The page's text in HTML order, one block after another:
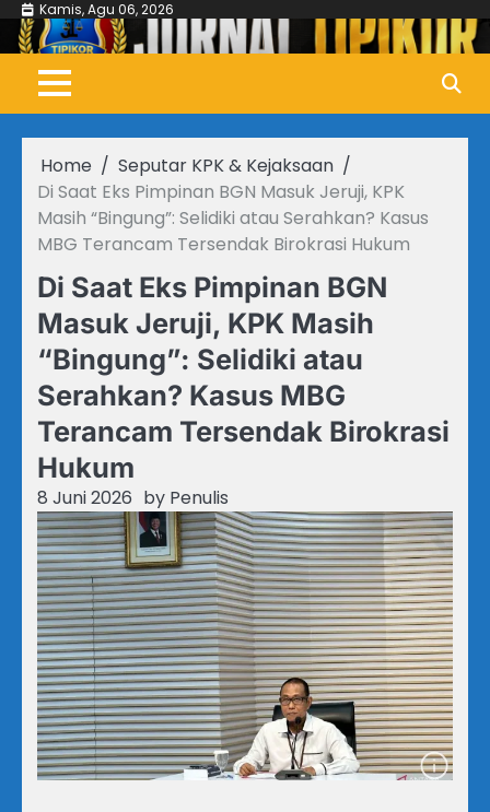
Skip
content
Kamis, Agu 06, 2026
Home
Seputar KPK & Kejaksaan
Di Saat Eks Pimpinan BGN Masuk Jeruji, KPK
Masih “Bingung”: Selidiki atau Serahkan? Kasus
MBG Terancam Tersendak Birokrasi Hukum
Di Saat Eks Pimpinan BGN
Masuk Jeruji, KPK Masih
“Bingung”: Selidiki atau
Serahkan? Kasus MBG
Terancam Tersendak Birokrasi
Hukum
8 Juni 2026 by Penulis